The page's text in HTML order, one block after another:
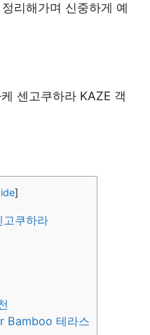
리해가며 신중하게 예
]
고쿠하라
Bamboo 테라스